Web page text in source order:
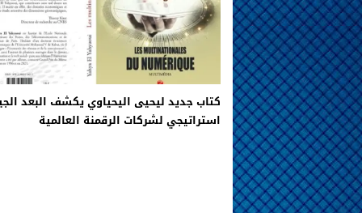
كتاب جديد ليحيى اليحياوي يكشف البعد
استراتيجي لشركات الرقمنة العالمية